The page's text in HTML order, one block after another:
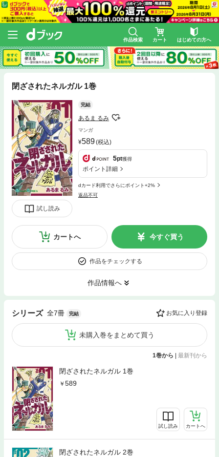
作品検索 カート はじめての方へ
閉ざされたネルガル 1巻
試し読み
完結
あるま るみ
マンガ
589(税込)
5pt獲得
ポイント詳細
dカード利用でさらにポイント+2%
返品不可
カートへ 今すぐ買う
作品をチェックする
作品情報へ
シリーズ 全7冊 完結 お気に入り登録
未購入巻をまとめて買う
1巻から 最新刊から
閉ざされたネルガル 1巻
589
試し読み カートへ
閉ざされたネルガル 2巻